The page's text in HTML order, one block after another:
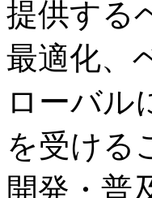
提供する
最適化、
ローバル
を受ける
開発・普